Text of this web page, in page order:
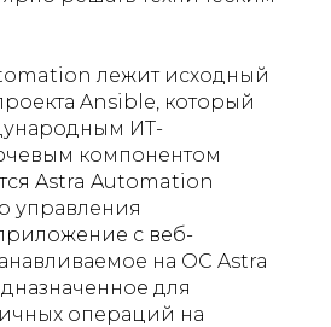
лежит исходный
Ansible, который
ИТ-
компонентом
Astra Automation
управления
с веб-
на ОС Astra
для
операций на